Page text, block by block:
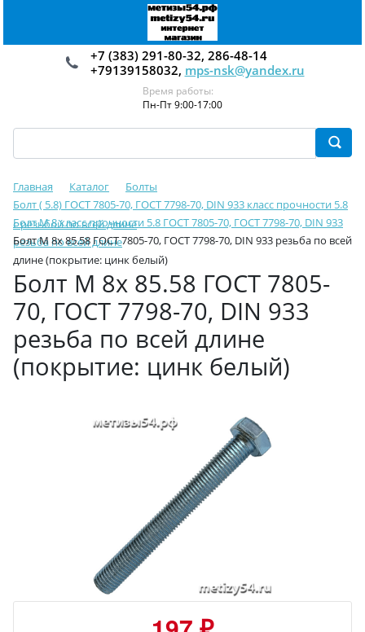
+7 (383) 291-80-32, 286-48-14
+79139158032, mps-nsk@yandex.ru
Время работы:
Пн-Пт 9:00-17:00
Главная Каталог
Болты
Болт ( 5.8) ГОСТ 7805-70, ГОСТ 7798-70, DIN 933 класс прочности 5.8
с резьбой по всей длине
Болт М 8 класс прочности 5.8 ГОСТ 7805-70, ГОСТ 7798-70, DIN 933
резьба по всей длине
Болт М 8х 85.58 ГОСТ 7805-70, ГОСТ 7798-70, DIN 933 резьба по всей
длине (покрытие: цинк белый)
Болт М 8х 85.58 ГОСТ 7805-
70, ГОСТ 7798-70, DIN 933
резьба по всей длине
(покрытие: цинк белый)